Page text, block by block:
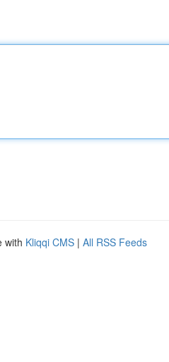
with Kliqqi CMS | All RSS Feeds